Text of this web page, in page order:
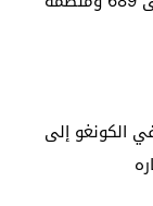
في الكونغو إلى